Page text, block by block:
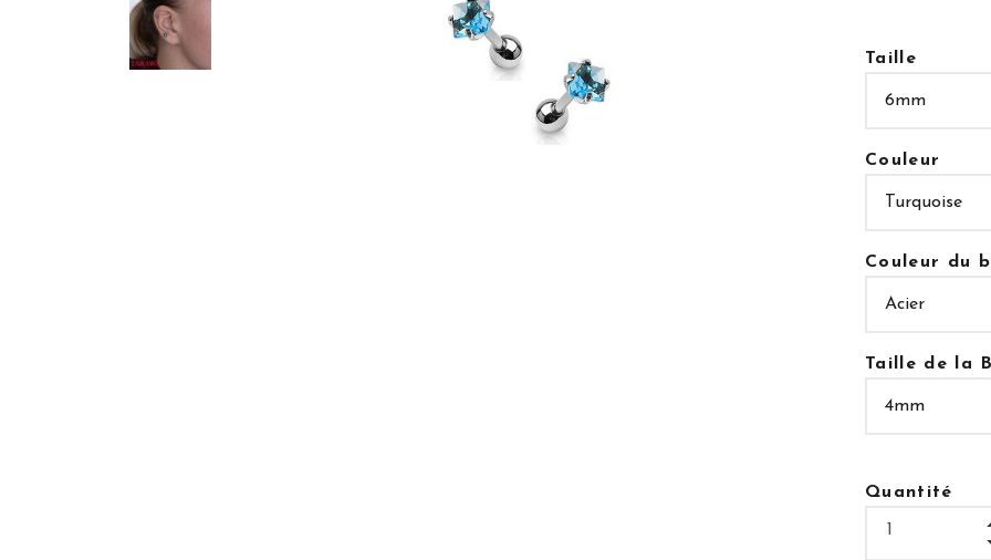
Taille
Couleur
Couleur du
Taille de la
Quantité